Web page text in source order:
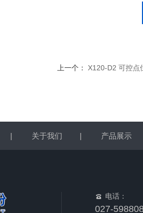
上一个： X120-D2 可控点
| 关于我们 | 产品展示
电话：
027-